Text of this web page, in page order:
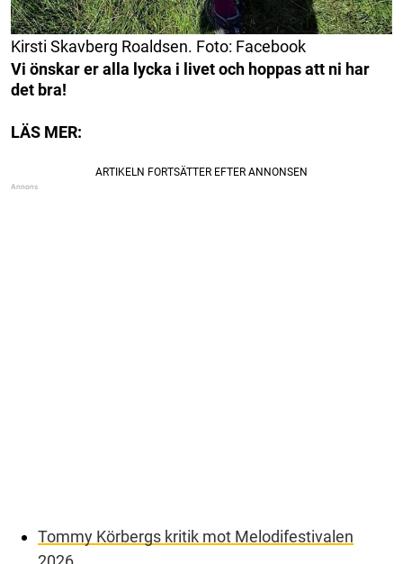
Kirsti Skavberg Roaldsen. Foto: Facebook
Vi önskar er alla lycka i livet och hoppas att ni har
det bra!
LÄS MER:
Tommy Körbergs kritik mot Melodifestivalen